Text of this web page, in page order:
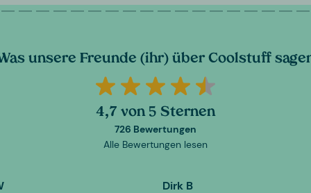
unsere Freunde (ihr) über Coolstuff
4,7 von 5 Sternen
726 Bewertungen
Alle Bewertungen lesen
Dirk B